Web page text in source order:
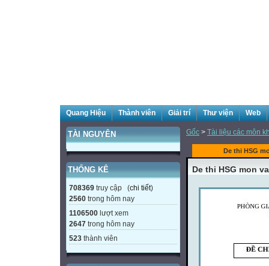
Quang Hiệu Thành viên Giải trí Thư viện Web
TÀI NGUYÊN
THỐNG KÊ
708369 truy cập (chi tiết)
2560 trong hôm nay
1106500 lượt xem
2647 trong hôm nay
523 thành viên
Gốc > Tài liệu các môn
De thi HSG
De thi HSG mon